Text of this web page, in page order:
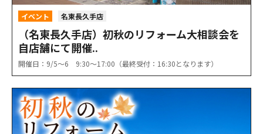
イベント 名東長久手店
（名東長久手店）初秋のリフォーム大相談会を
自店舗にて開催..
開催日：9/5〜6 9:30〜17:00（最終受付：16:30となります）